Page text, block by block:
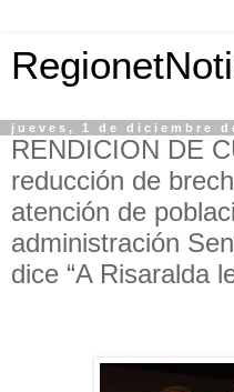
jueves, 1 de diciembre
RENDICION DE
reducción de
atención de
administración
dice “A Risaralda